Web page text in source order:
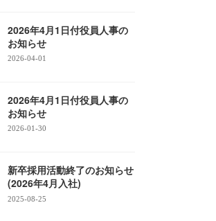
2026年4月1日付役員人事の
お知らせ
2026-04-01
2026年4月1日付役員人事の
お知らせ
2026-01-30
新卒採用活動終了のお知らせ
(2026年4月入社)
2025-08-25